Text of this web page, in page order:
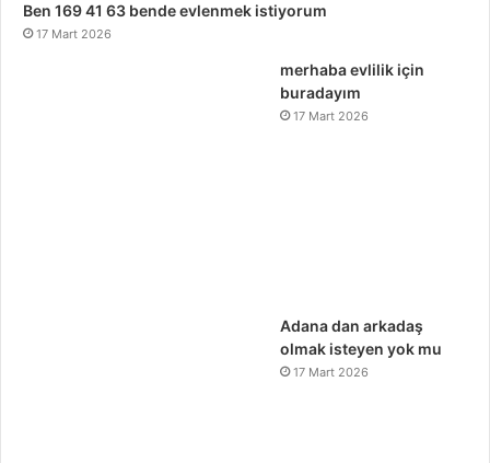
Ben 169 41 63 bende evlenmek istiyorum
17 Mart 2026
merhaba evlilik için
buradayım
17 Mart 2026
Adana dan arkadaş
olmak isteyen yok mu
17 Mart 2026